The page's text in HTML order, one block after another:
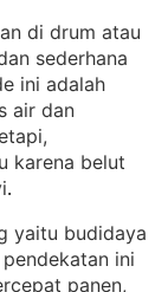
di drum atau
sederhana
ini adalah
air dan
karena belut
.
yaitu budidaya
ini
panen,